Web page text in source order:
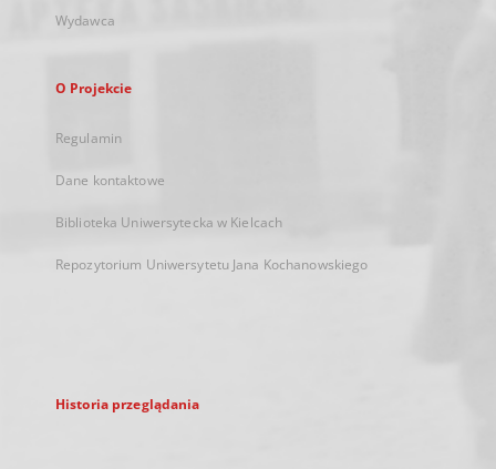
Wydawca
O Projekcie
Regulamin
Dane kontaktowe
Biblioteka Uniwersytecka w Kielcach
Repozytorium Uniwersytetu Jana Kochanowskiego
Historia przeglądania